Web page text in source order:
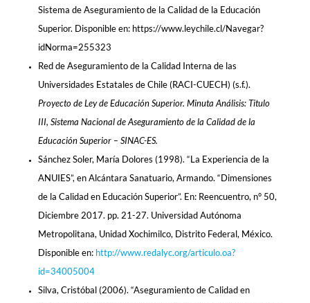
Sistema de Aseguramiento de la Calidad de la Educación
Superior. Disponible en: https://www.leychile.cl/Navegar?
idNorma=255323
Red de Aseguramiento de la Calidad Interna de las
Universidades Estatales de Chile (RACI-CUECH) (s.f.).
Proyecto de Ley de Educación Superior. Minuta Análisis: Titulo
III, Sistema Nacional de Aseguramiento de la Calidad de la
Educación Superior – SINAC-ES.
Sánchez Soler, María Dolores (1998). “La Experiencia de la
ANUIES”, en Alcántara Sanatuario, Armando. “Dimensiones
de la Calidad en Educación Superior”. En: Reencuentro, n° 50,
Diciembre 2017. pp. 21-27. Universidad Autónoma
Metropolitana, Unidad Xochimilco, Distrito Federal, México.
Disponible en: http://www.redalyc.org/articulo.oa?
id=34005004
Silva, Cristóbal (2006). “Aseguramiento de Calidad en